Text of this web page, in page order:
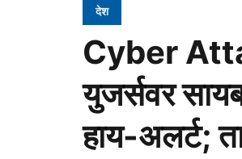
देश
Cyber
युजर्सवर
हाय-अलर्ट;